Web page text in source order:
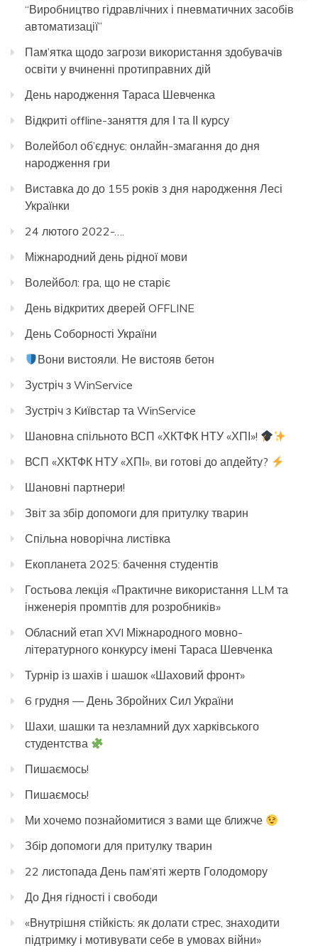
“Виробництво гідравлічних і пневматичних засобів
автоматизації”
Пам’ятка щодо загрози використання здобувачів
освіти у вчиненні протиправних дій
День народження Тараса Шевченка
Відкриті offline-заняття для І та ІІ курсу
Волейбол об’єднує: онлайн-змагання до дня
народження гри
Виставка до до 155 років з дня народження Лесі
Українки
24 лютого 2022-….
Міжнародний день рідної мови
Волейбол: гра, що не старіє
День відкритих дверей OFFLINE
День Соборності України
Вони вистояли. Не вистояв бетон
Зустріч з WinService
Зустріч з Kиївстар та WinService
Шановна спільното ВСП «ХКТФК НТУ «ХПІ»!
ВСП «ХКТФК НТУ «ХПІ», ви готові до апдейту?
Шановні партнери!
Звіт за збір допомоги для притулку тварин
Спільна новорічна листівка
Екопланета 2025: бачення студентів
Гостьова лекція «Практичне використання LLM та
інженерія промптів для розробників»
Обласний етап XVI Міжнародного мовно-
літературного конкурсу імені Тараса Шевченка
Турнір із шахів і шашок «Шаховий фронт»
6 грудня — День Збройних Сил України
Шахи, шашки та незламний дух харківського
студентства
Пишаємось!
Пишаємось!
Ми хочемо познайомитися з вами ще ближче
Збір допомоги для притулку тварин
22 листопада День пам’яті жертв Голодомору
До Дня гідності і свободи
«Внутрішня стійкість: як долати стрес, знаходити
підтримку і мотивувати себе в умовах війни»